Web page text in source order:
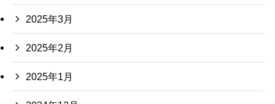
2025年3月
2025年2月
2025年1月